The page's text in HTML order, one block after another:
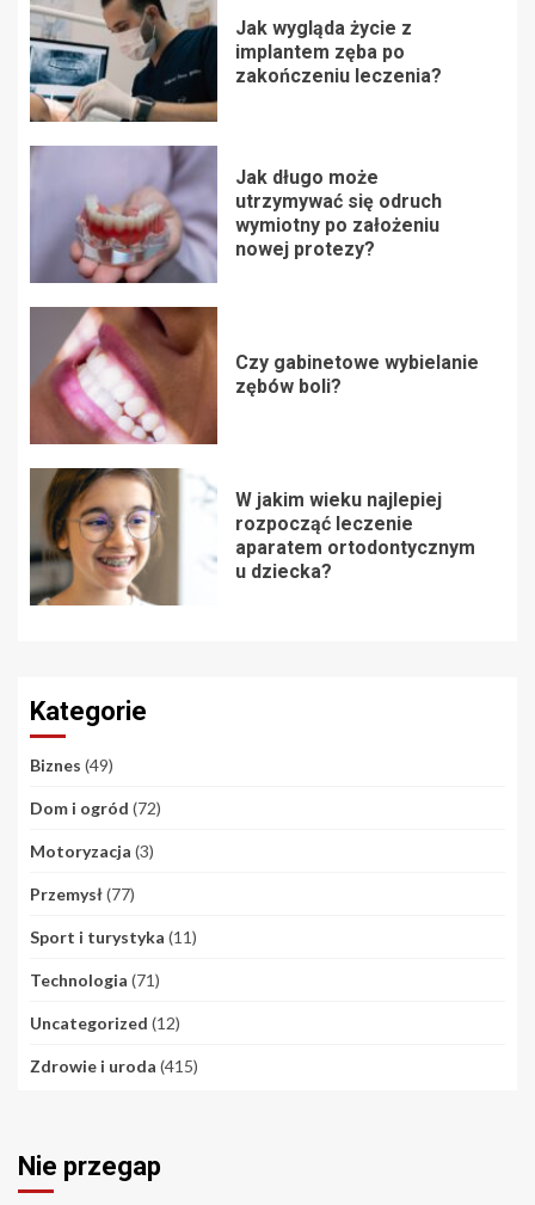
Jak wygląda życie z
implantem zęba po
zakończeniu leczenia?
Jak długo może
utrzymywać się odruch
wymiotny po założeniu
nowej protezy?
Czy gabinetowe wybielanie
zębów boli?
W jakim wieku najlepiej
rozpocząć leczenie
aparatem ortodontycznym
u dziecka?
Kategorie
Biznes (49)
Dom i ogród (72)
Motoryzacja (3)
Przemysł(77)
Sport i turystyka (11)
Technologia (71)
Uncategorized (12)
Zdrowie i uroda (415)
Nie przegap